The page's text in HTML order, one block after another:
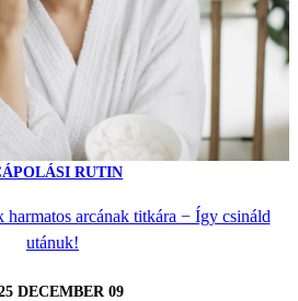
RUTIN
harmatos arcának titkára − Így csináld
utánuk!
DECEMBER 09